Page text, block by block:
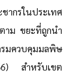
ากรในประเทศ
าม ขยะที่ถูกนำ
รมควบคุมมลพิษ
สำหรับเขต